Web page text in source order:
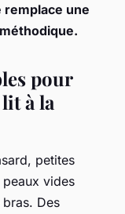
remplace une
pour
à la
petites
vides
Des